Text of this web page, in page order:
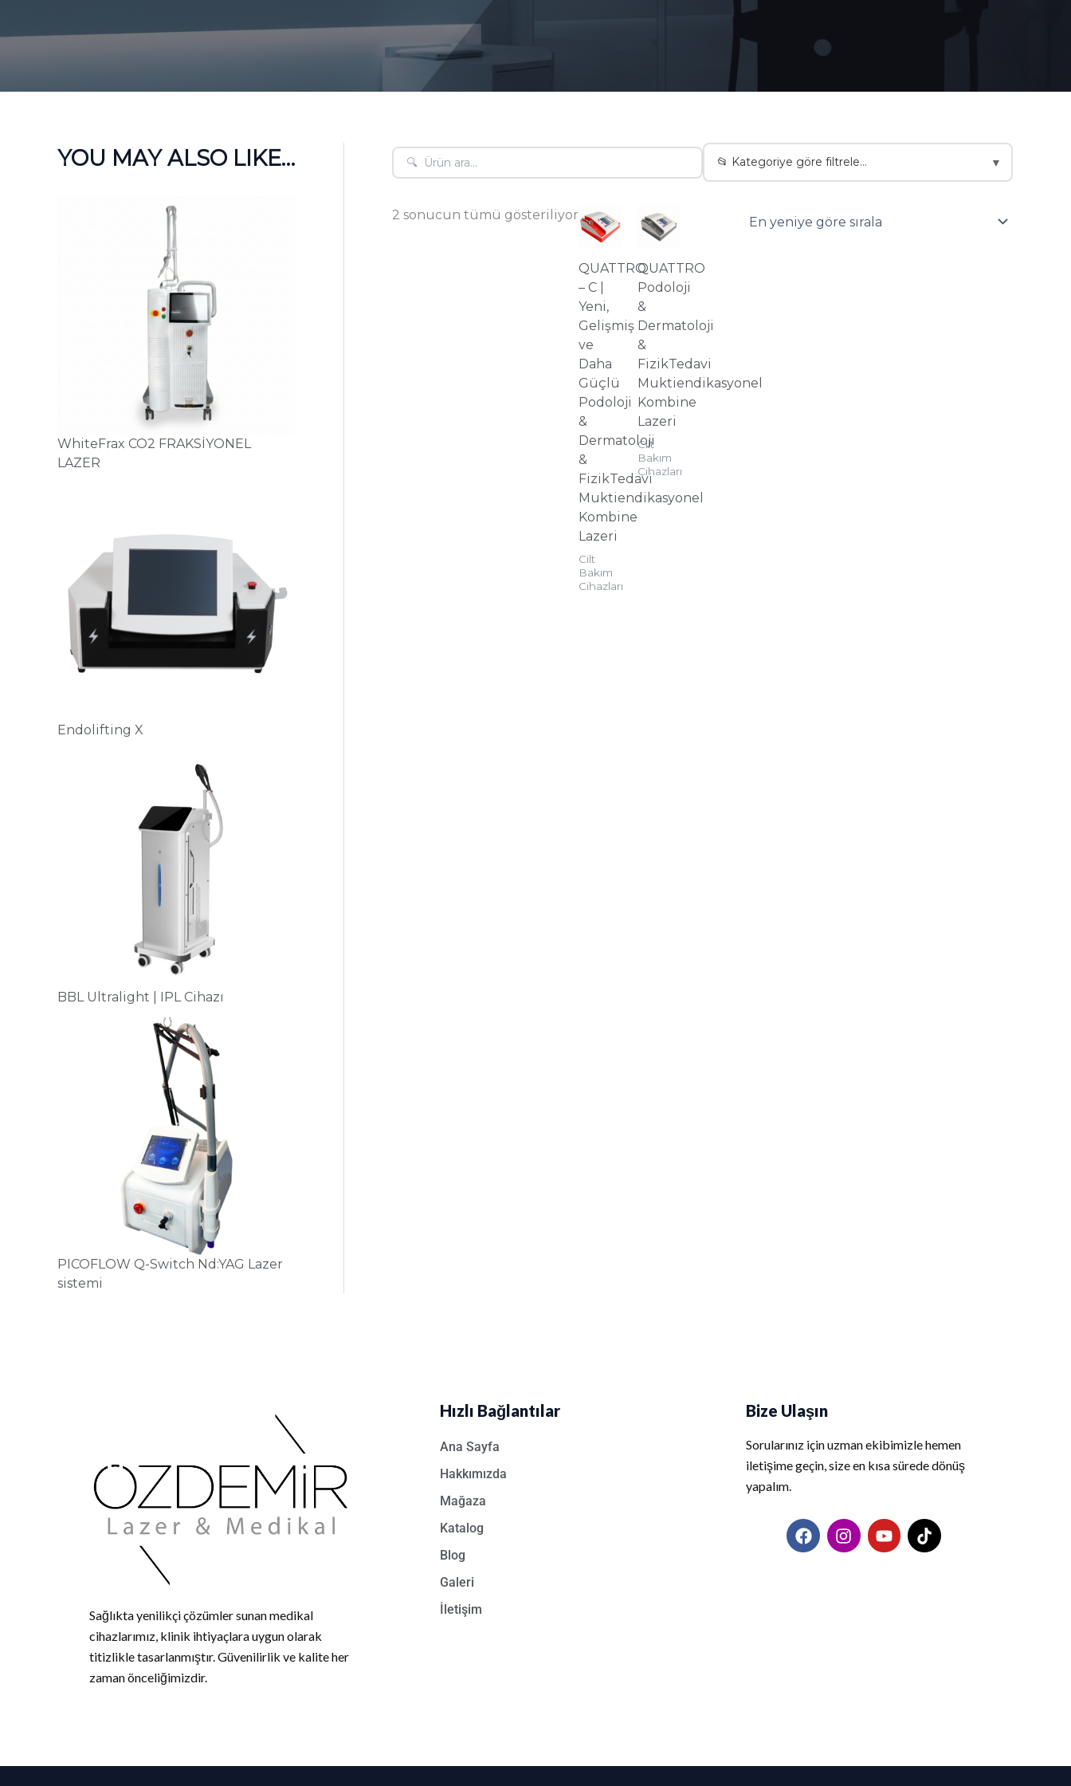
YOU MAY ALSO LIKE…
WhiteFrax CO2 FRAKSİYONEL
LAZER
Endolifting X
BBL Ultralight | IPL Cihazı
PICOFLOW Q-Switch Nd:YAG Lazer
sistemi
📂 Kategoriye göre filtrele... ▼
2 sonucun tümü gösteriliyor
QUATTRO
– C |
Yeni,
Gelişmiş
ve
Daha
Güçlü
Podoloji
&
Dermatoloji
&
FizikTedavi
Muktiendikasyonel
Kombine
Lazeri
Cilt
Bakım
Cihazları
QUATTRO
Podoloji
&
Dermatoloji
&
FizikTedavi
Muktiendikasyonel
Kombine
Lazeri
Cilt
Bakım
Cihazları
Sağlıkta yenilikçi çözümler sunan medikal
cihazlarımız, klinik ihtiyaçlara uygun olarak
titizlikle tasarlanmıştır. Güvenilirlik ve kalite her
zaman önceliğimizdir.
Hızlı Bağlantılar
Ana Sayfa
Hakkımızda
Mağaza
Katalog
Blog
Galeri
İletişim
Bize Ulaşın
Sorularınız için uzman ekibimizle hemen
iletişime geçin, size en kısa sürede dönüş
yapalım.
F
a
c
I
n
s
Y
o
u
T
i
k